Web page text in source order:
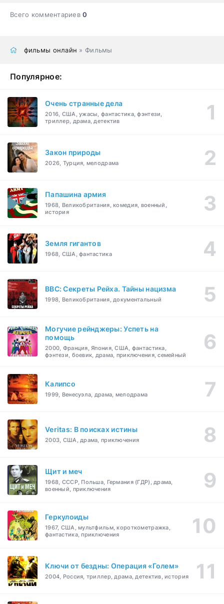
Всего комментариев0
фильмы онлайн » Фильмы
Популярное:
Очень странные дела
2016, США, ужасы, фантастика, фэнтези,
триллер, драма, детектив
Закон природы
2026, Турция, мелодрама
Папашина армия
1968, Великобритания, комедия, военный,
история
Земля гигантов
1968, США, фантастика
BBC: Секреты Рейха. Тайны нацизма
1998, Великобритания, документальный
Могучие рейнджеры: Успеть на
помощь
2000, Франция, Япония, США, фантастика,
фэнтези, боевик, драма, приключения, семейный
Калипсо
1999, Венесуэла, драма, мелодрама
Veritas: В поисках истины
2003, США, драма, приключения
Щит и меч
1968, СССР, Польша, Германия (ГДР), драма,
военный, приключения
Геркулоиды
1967, США, мультфильм, короткометражка,
фантастика, приключения
Ключи от бездны: Операция «Голем»
2004, Россия, триллер, драма, детектив, история